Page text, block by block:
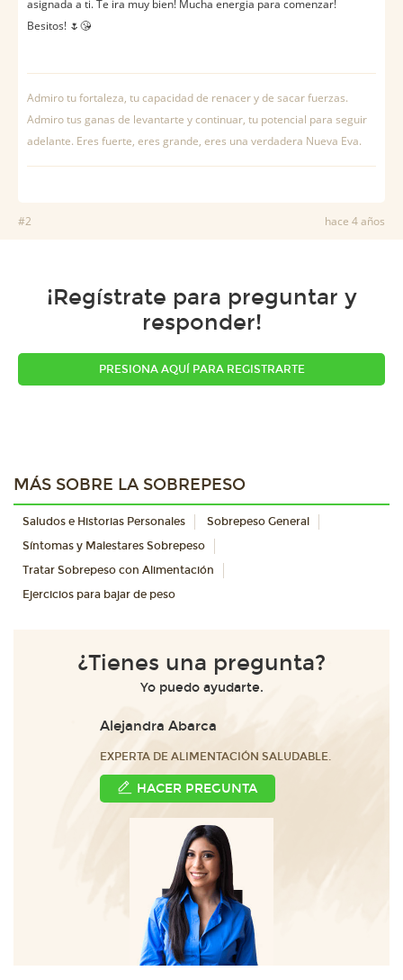
asignada a ti. Te ira muy bien! Mucha energia para comenzar!
Besitos! 🌷😘
Admiro tu fortaleza, tu capacidad de renacer y de sacar fuerzas.
Admiro tus ganas de levantarte y continuar, tu potencial para seguir
adelante. Eres fuerte, eres grande, eres una verdadera Nueva Eva.
#2 hace 4 años
¡Regístrate para preguntar y
responder!
PRESIONA AQUÍ PARA REGISTRARTE
MÁS SOBRE LA SOBREPESO
Saludos e Historias Personales
Sobrepeso General
Síntomas y Malestares Sobrepeso
Tratar Sobrepeso con Alimentación
Ejercicios para bajar de peso
¿Tienes una pregunta?
Yo puedo ayudarte.
Alejandra Abarca
EXPERTA DE ALIMENTACIÓN SALUDABLE.
HACER PREGUNTA